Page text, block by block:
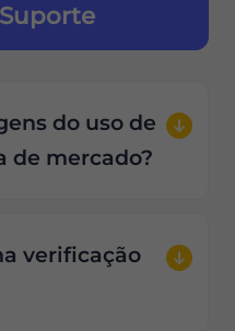
do uso de
de mercado?
verificação